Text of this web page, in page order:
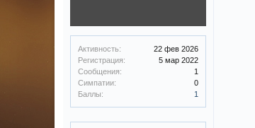
Активность:
22 фев 2026
Регистрация:
5 мар 2022
Сообщения:
1
Симпатии:
0
Баллы:
1